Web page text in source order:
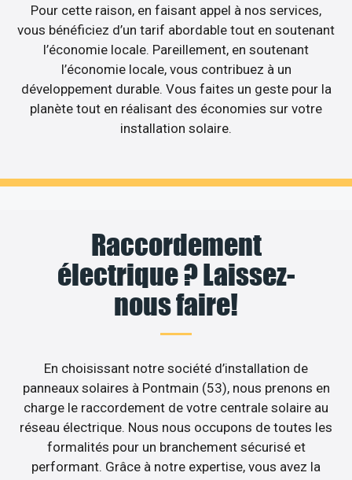
Pour cette raison, en faisant appel à nos services,
vous bénéficiez d’un tarif abordable tout en soutenant
l’économie locale. Pareillement, en soutenant
l’économie locale, vous contribuez à un
développement durable. Vous faites un geste pour la
planète tout en réalisant des économies sur votre
installation solaire.
Raccordement
électrique ? Laissez-
nous faire!
En choisissant notre société d’installation de
panneaux solaires à Pontmain (53), nous prenons en
charge le raccordement de votre centrale solaire au
réseau électrique. Nous nous occupons de toutes les
formalités pour un branchement sécurisé et
performant. Grâce à notre expertise, vous avez la